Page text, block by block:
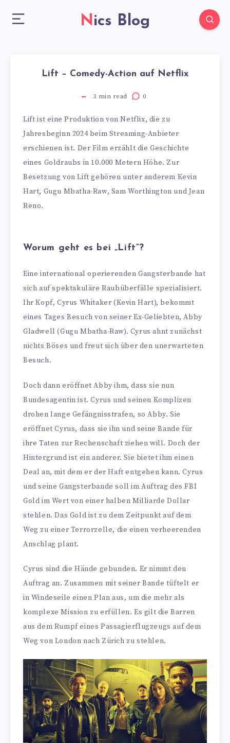
Nics Blog
Lift – Comedy-Action auf Netflix
3 min read 0
Lift ist eine Produktion von Netflix, die zu
Jahresbeginn 2024 beim Streaming-Anbieter
erschienen ist. Der Film erzählt die Geschichte
eines Goldraubs in 10.000 Metern Höhe. Zur
Besetzung von Lift gehören unter anderem Kevin
Hart, Gugu Mbatha-Raw, Sam Worthington und Jean
Reno.
Worum geht es bei „Lift“?
Eine international operierenden Gangsterbande hat
sich auf spektakuläre Raubüberfälle spezialisiert.
Ihr Kopf, Cyrus Whitaker (Kevin Hart), bekommt
eines Tages Besuch von seiner Ex-Geliebten, Abby
Gladwell (Gugu Mbatha-Raw). Cyrus ahnt zunächst
nichts Böses und freut sich über den unerwarteten
Besuch.
Doch dann eröffnet Abby ihm, dass sie nun
Bundesagentin ist. Cyrus und seinen Komplizen
drohen lange Gefängnisstrafen, so Abby. Sie
eröffnet Cyrus, dass sie ihn und seine Bande für
ihre Taten zur Rechenschaft ziehen will. Doch der
Hintergrund ist ein anderer. Sie bietet ihm einen
Deal an, mit dem er der Haft entgehen kann. Cyrus
und seine Gangsterbande soll im Auftrag des FBI
Gold im Wert von einer halben Milliarde Dollar
stehlen. Das Gold ist zu dem Zeitpunkt auf dem
Weg zu einer Terrorzelle, die einen verheerenden
Anschlag plant.
Cyrus sind die Hände gebunden. Er nimmt den
Auftrag an. Zusammen mit seiner Bande tüftelt er
in Windeseile einen Plan aus, um die mehr als
komplexe Mission zu erfüllen. Es gilt die Barren
aus dem Rumpf eines Passagierflugzeugs auf dem
Weg von London nach Zürich zu stehlen.